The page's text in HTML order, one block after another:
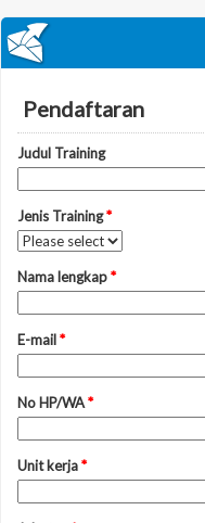
Pendaftaran
Judul Training
Jenis Training*
Nama lengkap*
E-mail*
No HP/WA*
Unit kerja*